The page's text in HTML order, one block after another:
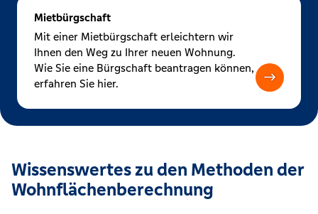
Mietbürgschaft
Mit einer Mietbürgschaft erleichtern wir
Ihnen den Weg zu Ihrer neuen Wohnung.
Wie Sie eine Bürgschaft beantragen können,
erfahren Sie hier.
Wissenswertes zu den Methoden der
Wohnflächenberechnung